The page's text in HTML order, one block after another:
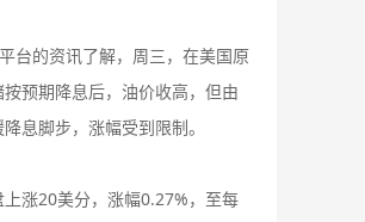
台的资讯了解，周三，在美国原
预期降息后，油价收高，但由
息脚步，涨幅受到限制。
涨20美分，涨幅0.27%，至每